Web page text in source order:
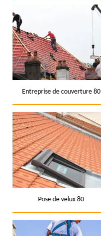
Entreprise de couverture 80
Pose de velux 80